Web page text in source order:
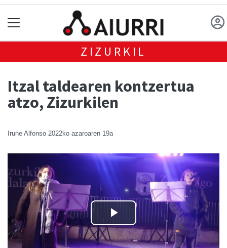
ZIZURKIL
Itzal taldearen kontzertua
atzo, Zizurkilen
Irune Alfonso 2022ko azaroaren 19a